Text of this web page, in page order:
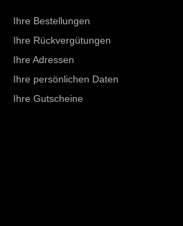
Ihre Bestellungen
Ihre Rückvergütungen
Ihre Adressen
Ihre persönlichen Daten
Ihre Gutscheine